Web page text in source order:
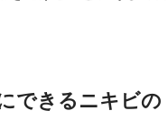
できるニキビの